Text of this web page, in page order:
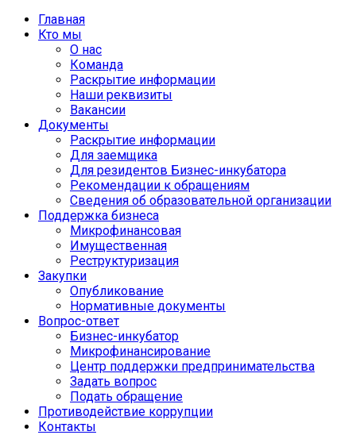
Главная
Кто мы
О нас
Команда
Раскрытие информации
Наши реквизиты
Вакансии
Документы
Раскрытие информации
Для заемщика
Для резидентов Бизнес-инкубатора
Рекомендации к обращениям
Сведения об образовательной организации
Поддержка бизнеса
Микрофинансовая
Имущественная
Реструктуризация
Закупки
Опубликование
Нормативные документы
Вопрос-ответ
Бизнес-инкубатор
Микрофинансирование
Центр поддержки предпринимательства
Задать вопрос
Подать обращение
Противодействие коррупции
Контакты